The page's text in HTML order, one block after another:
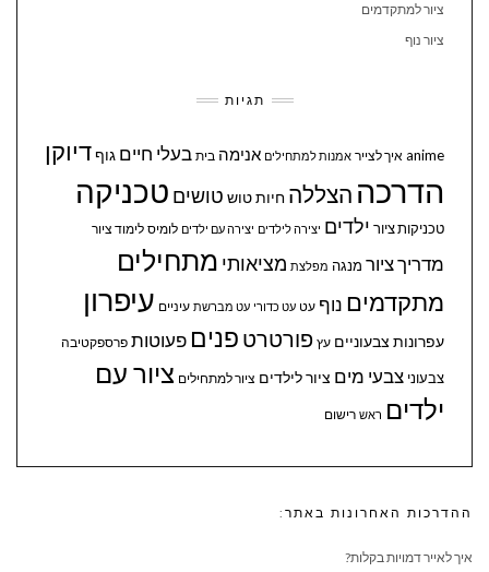
ציור למתקדמים
ציור נוף
תגיות
anime איך לצייר אמנות למתחילים אנימה בית בעלי חיים גוףדיוקן
הדרכה הצללה חיותטוש טושים טכניקה
טכניקות ציור ילדים יצירה לילדים יצירה עם ילדים לומיס לימוד ציור
מדריך ציור מנגה מפלצת מציאותי מתחילים
מתקדמים נוף עט עט כדורי עט מברשת עיניים עיפרון
עפרונות צבעוניים עץ פורטרט פנים פעוטות פרספקטיבה
צבעוני צבעי מים ציור לילדים ציור למתחילים ציור עם
ילדים ראש רישום
ההדרכות האחרונות באתר:
איך לאייר דמויות בקלות?